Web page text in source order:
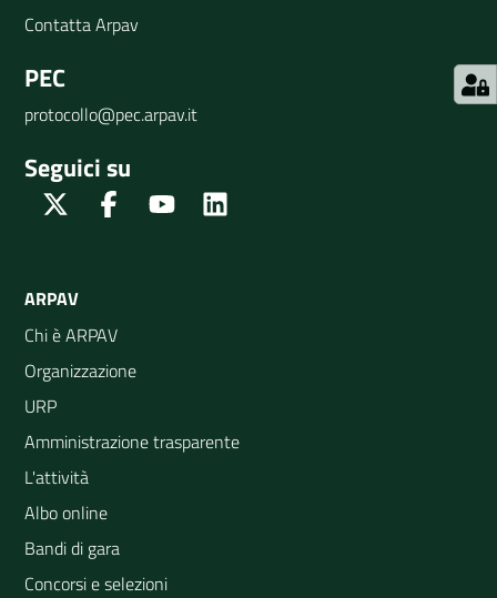
Contatta Arpav
PEC
protocollo@pec.arpav.it
Seguici su
Twitter FacebookYoutube
ARPAV
Chi è ARPAV
Organizzazione
URP
Amministrazione trasparente
L'attività
Albo online
Bandi di gara
Concorsi e selezioni